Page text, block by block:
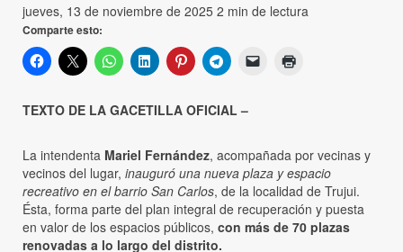
jueves, 13 de noviembre de 2025 2 min de lectura
Comparte esto:
TEXTO DE LA GACETILLA OFICIAL –
La intendenta Mariel Fernández, acompañada por vecinas y
vecinos del lugar, inauguró una nueva plaza y espacio
recreativo en el barrio San Carlos, de la localidad de Trujui.
Ésta, forma parte del plan integral de recuperación y puesta
en valor de los espacios públicos, con más de 70 plazas
renovadas a lo largo del distrito.